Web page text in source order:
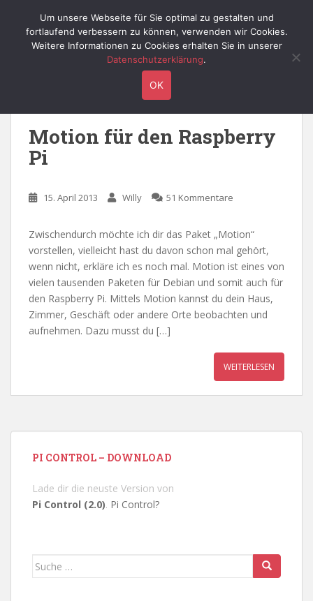
Willy's Technik-Blog
cd
Motion für den Raspberry
Pi
15. April 2013 Willy 51 Kommentare
Zwischendurch möchte ich dir das Paket „Motion“
vorstellen, vielleicht hast du davon schon mal gehört,
wenn nicht, erkläre ich es noch mal. Motion ist eines von
vielen tausenden Paketen für Debian und somit auch für
den Raspberry Pi. Mittels Motion kannst du dein Haus,
Zimmer, Geschäft oder andere Orte beobachten und
aufnehmen. Dazu musst du […]
WEITERLESEN
PI CONTROL – DOWNLOAD
Lade dir die neuste Version von
Pi Control (2.0). Pi Control?
Suche
Um unsere Webseite für Sie optimal zu gestalten und
fortlaufend verbessern zu können, verwenden wir Cookies.
Weitere Informationen zu Cookies erhalten Sie in unserer
Datenschutzerklärung.
OK